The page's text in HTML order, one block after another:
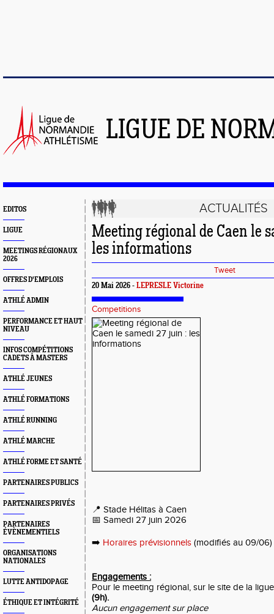
LIGUE DE
EDITOS
LIGUE
MEETINGS RÉGIONAUX
2026
OFFRES D'EMPLOIS
ATHLÉ ADMIN
PERFORMANCE ET HAUT
NIVEAU
INFOS COMPÉTITIONS
CADETS À MASTERS
ATHLÉ JEUNES
ATHLÉ FORMATIONS
ATHLÉ RUNNING
ATHLÉ MARCHE
ATHLÉ FORME ET SANTÉ
PARTENAIRES PUBLICS
PARTENAIRES PRIVÉS
PARTENAIRES
ÉVÈNEMENTIELS
ORGANISATIONS
NATIONALES
LUTTE ANTIDOPAGE
ÉTHIQUE ET INTÉGRITÉ
ACTUALITÉS
Meeting régional de Caen le
les informations
Tweet
20 Mai 2026 - LEPRESLE Victorine
Competitions
📍 Stade Hélitas à Caen
📅 Samedi 27 juin 2026
➡️ Horaires prévisionnels (modifiés au 09/06)
Engagements :
Pour le meeting régional, sur le site de la
(9h).
Aucun engagement sur place